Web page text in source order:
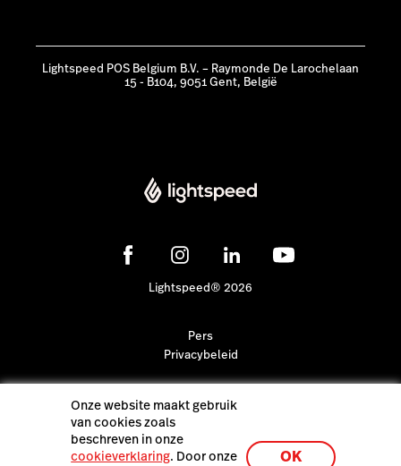
Lightspeed POS Belgium B.V. – Raymonde De Larochelaan
15 - B104, 9051 Gent, België
Lightspeed® 2026
Pers
Privacybeleid
Onze website maakt gebruik
van cookies zoals
beschreven in onze
cookieverklaring. Door onze
OK